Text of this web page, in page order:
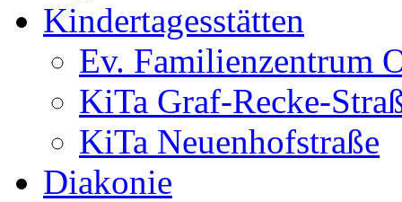
Kindertagesstätten
Ev. Familienzentrum
KiTa Graf-Recke-
KiTa Neuenhofstraße
Diakonie